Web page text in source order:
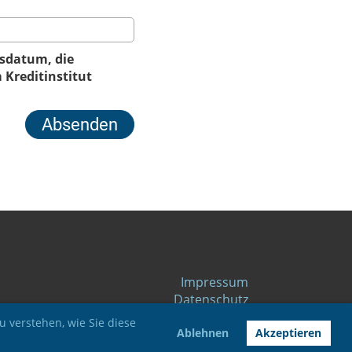
verstehen, wie Sie diese
Ablehnen Akzeptieren
die
Kreditinstitut
Impressum
Datenschutz